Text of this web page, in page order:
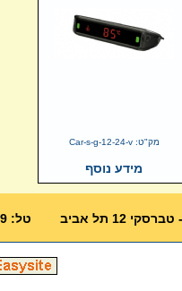
מק"ט: Car-s-g-12-24-v
מידע נוסף
פקס: 03-5622830